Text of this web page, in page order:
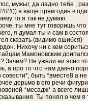
мужыг, да ладно тебе ,
я ваще прям один в
то я так не думаю.
ты мне тут говоришь
я думал ты и сам в
сказать (видимо ошибся)
Нихочу ни с кем
Мамоновским
Зачем? Не ужели ни ясно
а про то что нам давно
совести*, быть *вместе8 а
дерьмо в его речи
*месадж* а всего
Ты понял о чем